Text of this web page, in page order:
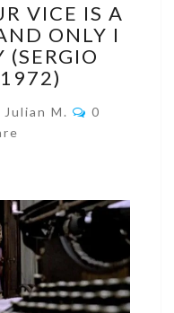
VICE IS A
ONLY I
(SERGIO
Julian M.
0